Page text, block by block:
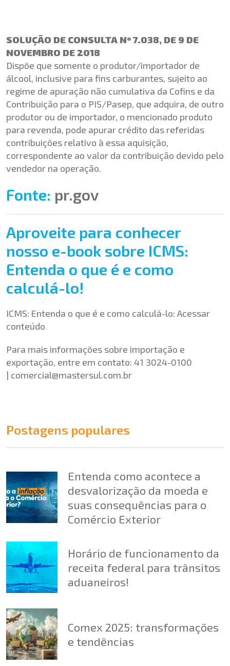
SOLUÇÃO DE CONSULTA Nº 7.038, DE 9 DE
NOVEMBRO DE 2018
Dispõe que somente o produtor/importador de
álcool, inclusive para fins carburantes, sujeito ao
regime de apuração não cumulativa da Cofins e da
Contribuição para o PIS/Pasep, que adquira, de outro
produtor ou de importador, o mencionado produto
para revenda, pode apurar crédito das referidas
contribuições relativo à essa aquisição,
correspondente ao valor da contribuição devido pelo
vendedor na operação.
Fonte: pr.gov
Aproveite para conhecer
nosso e-book sobre ICMS:
Entenda o que é e como
calculá-lo!
ICMS: Entenda o que é e como calculá-lo: Acessar
conteúdo
Para mais informações sobre importação e
exportação, entre em contato: 41 3024-0100
| comercial@mastersul.com.br
Postagens populares
Entenda como acontece a
desvalorização da moeda e
suas consequências para o
Comércio Exterior
Horário de funcionamento da
receita federal para trânsitos
aduaneiros!
Comex 2025: transformações
e tendências